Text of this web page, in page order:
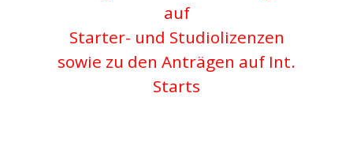
auf
Starter- und Studiolizenzen
sowie zu den Anträgen auf Int.
Starts